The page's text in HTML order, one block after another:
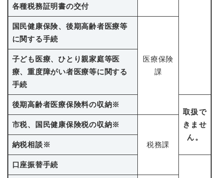
各種税務証明書の交付
国民健康保険、後期高齢者医療等
に関する手続
医療保険
課
子ども医療、ひとり親家庭等医
療、重度障がい者医療等に関する
手続
後期高齢者医療保険料の収納※
取扱で
きませ
ん。
市税、国民健康保険税の収納※
税務課
納税相談※
口座振替手続